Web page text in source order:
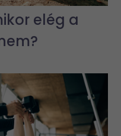
elég a